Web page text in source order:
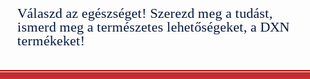
Válaszd az egészséget! Szerezd meg a tudást,
ismerd meg a természetes lehetőségeket, a DXN
termékeket!